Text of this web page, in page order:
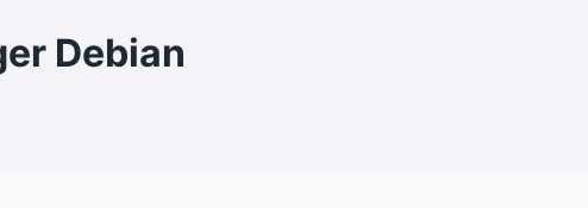
Debian